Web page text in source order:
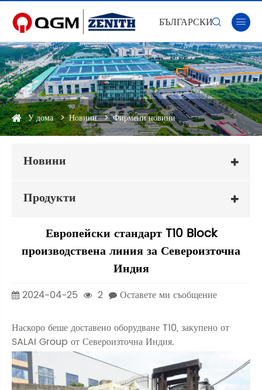
БЪЛГАРСКИ 
У дома Новини Фирмени новини
Новини
Продукти
Европейски стандарт T10 Block
производствена линия за Североизточна
Индия
2024-04-25 2 Оставете ми съобщение
Наскоро беше доставено оборудване T10, закупено от
SALAI Group от Североизточна Индия.